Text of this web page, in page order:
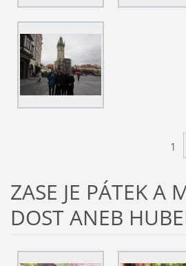
1
ZASE JE PÁTEK A
DOST ANEB